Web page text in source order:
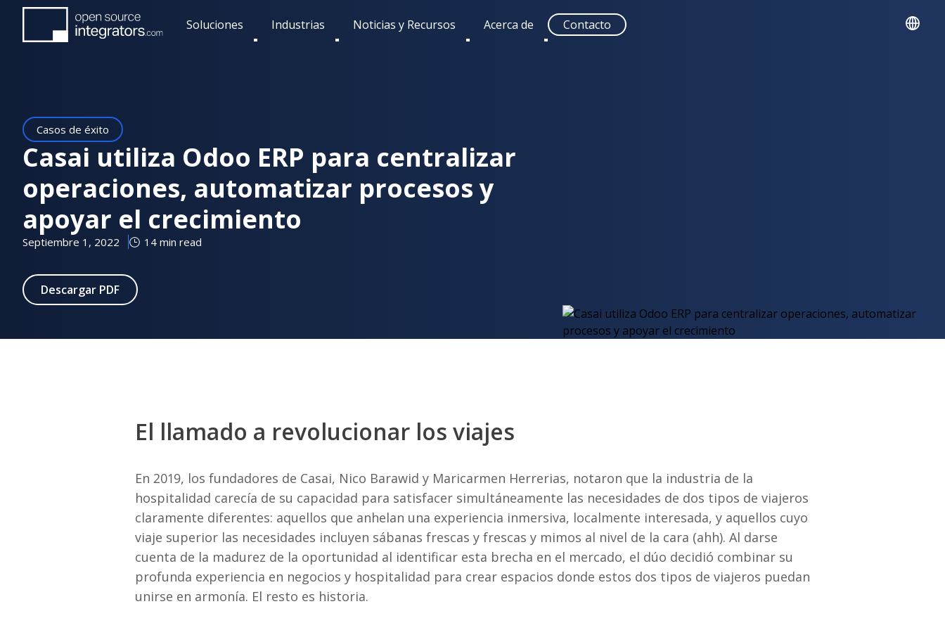
Pasar
contenido
Soluciones
Toggle
Industrias
Toggle
Noticias y Recursos
Toggle
Acerca de
Toggle
Contacto
Casos de éxito
Casai utiliza Odoo ERP para centralizar
operaciones, automatizar procesos y
apoyar el crecimiento
Septiembre 1, 2022 14 min read
Descargar PDF
El llamado a revolucionar los viajes
En 2019, los fundadores de Casai, Nico Barawid y Maricarmen Herrerias, notaron que la industria de la
hospitalidad carecía de su capacidad para satisfacer simultáneamente las necesidades de dos tipos de viajeros
claramente diferentes: aquellos que anhelan una experiencia inmersiva, localmente interesada, y aquellos cuyo
viaje superior las necesidades incluyen sábanas frescas y frescas y mimos al nivel de la cara (ahh). Al darse
cuenta de la madurez de la oportunidad al identificar esta brecha en el mercado, el dúo decidió combinar su
profunda experiencia en negocios y hospitalidad para crear espacios donde estos dos tipos de viajeros puedan
unirse en armonía. El resto es historia.